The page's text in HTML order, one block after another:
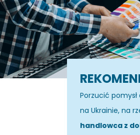
Porzucić
na Ukrainie, na
handlowca z